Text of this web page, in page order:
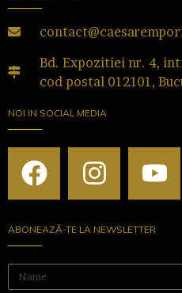
Bd. Expozitiei nr. 4,
cod postal 012101,
NOI IN SOCIAL MEDIA
ABONEAZĂ-TE LA NEWSLETTER